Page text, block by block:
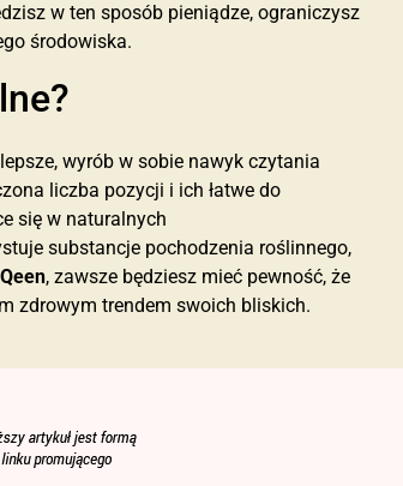
w ten sposób pieniądze, ograniczysz
środowiska.
wyrób w sobie nawyk czytania
liczba pozycji i ich łatwe do
się w naturalnych
substancje pochodzenia roślinnego,
, zawsze będziesz mieć pewność, że
zdrowym trendem swoich bliskich.